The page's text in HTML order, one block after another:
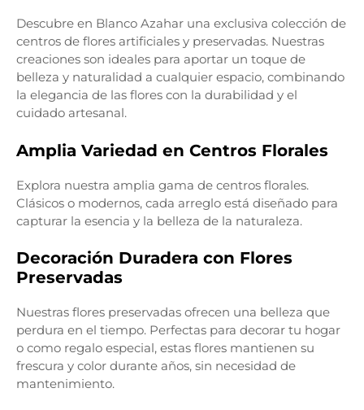
Descubre en Blanco Azahar una exclusiva colección de
centros de flores artificiales y preservadas. Nuestras
creaciones son ideales para aportar un toque de
belleza y naturalidad a cualquier espacio, combinando
la elegancia de las flores con la durabilidad y el
cuidado artesanal.
Amplia Variedad en Centros Florales
Explora nuestra amplia gama de centros florales.
Clásicos o modernos, cada arreglo está diseñado para
capturar la esencia y la belleza de la naturaleza.
Decoración Duradera con Flores
Preservadas
Nuestras flores preservadas ofrecen una belleza que
perdura en el tiempo. Perfectas para decorar tu hogar
o como regalo especial, estas flores mantienen su
frescura y color durante años, sin necesidad de
mantenimiento.